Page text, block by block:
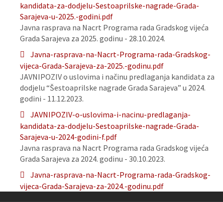
kandidata-za-dodjelu-Sestoaprilske-nagrade-Grada-
Sarajeva-u-2025.-godini.pdf
Javna rasprava na Nacrt Programa rada Gradskog vijeća
Grada Sarajeva za 2025. godinu - 28.10.2024.
Javna-rasprava-na-Nacrt-Programa-rada-Gradskog-
vijeca-Grada-Sarajeva-za-2025.-godinu.pdf
JAVNIPOZIV o uslovima i načinu predlaganja kandidata za
dodjelu “Šestoaprilske nagrade Grada Sarajeva” u 2024.
godini - 11.12.2023.
JAVNIPOZIV-o-uslovima-i-nacinu-predlaganja-
kandidata-za-dodjelu-Sestoaprilske-nagrade-Grada-
Sarajeva-u-2024-godini-f.pdf
Javna rasprava na Nacrt Programa rada Gradskog vijeća
Grada Sarajeva za 2024. godinu - 30.10.2023.
Javna-rasprava-na-Nacrt-Programa-rada-Gradskog-
vijeca-Grada-Sarajeva-za-2024.-godinu.pdf